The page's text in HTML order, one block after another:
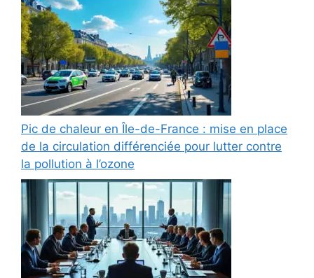
Pic de chaleur en Île-de-France : mise en place
de la circulation différenciée pour lutter contre
la pollution à l’ozone